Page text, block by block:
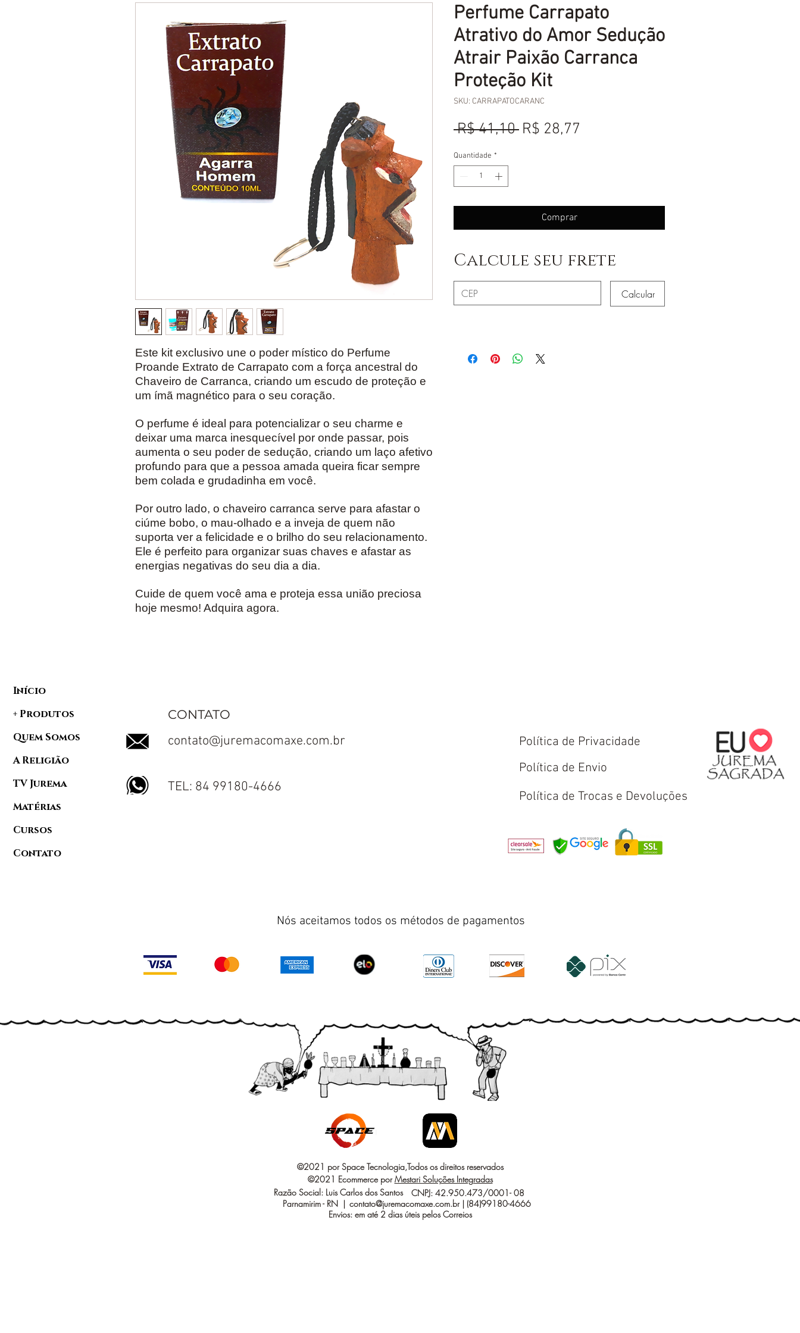
Este kit exclusivo une o poder místico do Perfume
Proande Extrato de Carrapato com a força ancestral do
Chaveiro de Carranca, criando um escudo de proteção e
um ímã magnético para o seu coração.
O perfume é ideal para potencializar o seu charme e
deixar uma marca inesquecível por onde passar, pois
aumenta o seu poder de sedução, criando um laço afetivo
profundo para que a pessoa amada queira ficar sempre
bem colada e grudadinha em você.
Por outro lado, o chaveiro carranca serve para afastar o
ciúme bobo, o mau-olhado e a inveja de quem não
suporta ver a felicidade e o brilho do seu relacionamento.
Ele é perfeito para organizar suas chaves e afastar as
energias negativas do seu dia a dia.
Cuide de quem você ama e proteja essa união preciosa
hoje mesmo! Adquira agora.
Perfume Carrapato
Atrativo do Amor Sedução
Atrair Paixão Carranca
Proteção Kit
SKU: CARRAPATOCARANC
R$ 41,10 Preço
R$ 28,77
Quantidade *
Comprar
Calcule seu frete
Calcular
Início
+ Produtos
Quem Somos
A Religião
TV Jurema
Matérias
Cursos
Contato
CONTATO
contato@juremacomaxe.com.br
TEL: 84 99180-4666
Política de Privacidade
Política de Envio
Política de Trocas e Devoluções
Nós aceitamos todos os métodos de pagamentos
©2021 por Space Tecnologia,Todos os direitos reservados
©2021 Ecommerce porMestari Soluções Integradas
Razão Social: Luis Carlos dos Santos
Parnamirim - RN |
Envios: em até 2 dias úteis pelos Correios
CNPJ: 42.950.473/0001- 08
contato@juremacomaxe.com.br| (84)99180-4666